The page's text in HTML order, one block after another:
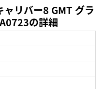
リバー8 GMT グラ
の詳細